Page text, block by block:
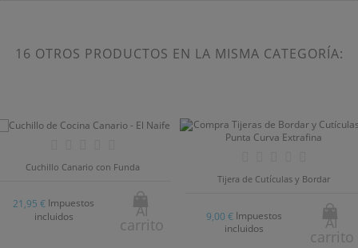
16 OTROS PRODUCTOS EN LA MISMA CATEGORÍA:
Cuchillo Canario con Funda
21,95 € Impuestos
incluidos
Al
carrito
Tijera de Cutículas y Bordar
9,00 € Impuestos
incluidos
Al
carrito